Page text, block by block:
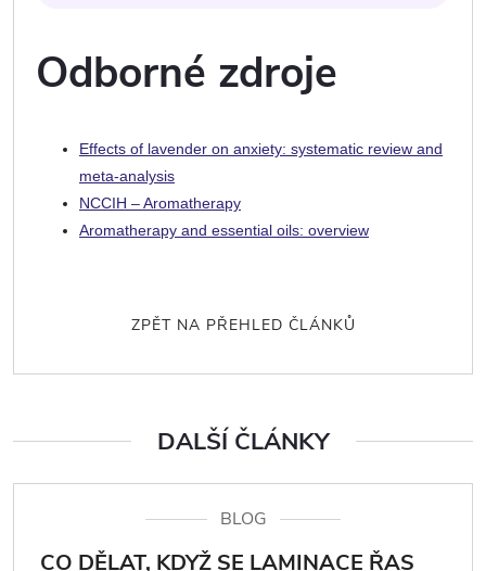
Odborné zdroje
Effects of lavender on anxiety: systematic review and
meta-analysis
NCCIH – Aromatherapy
Aromatherapy and essential oils: overview
ZPĚT NA PŘEHLED ČLÁNKŮ
DALŠÍ ČLÁNKY
BLOG
CO DĚLAT, KDYŽ SE LAMINACE ŘAS